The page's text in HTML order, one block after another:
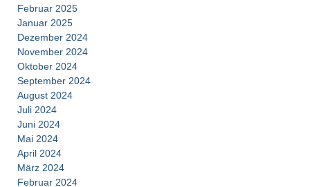
Februar 2025
Januar 2025
Dezember 2024
November 2024
Oktober 2024
September 2024
August 2024
Juli 2024
Juni 2024
Mai 2024
April 2024
März 2024
Februar 2024